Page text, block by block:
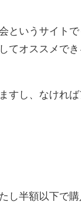
というサイト
てオススメで
すし、なけれ
し半額以下で購